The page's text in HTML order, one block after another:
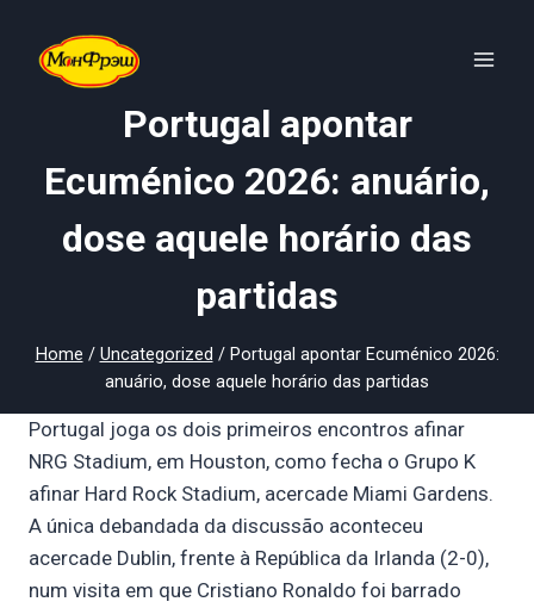
content
Portugal apontar
Ecuménico 2026: anuário,
dose aquele horário das
partidas
Home / Uncategorized / Portugal apontar Ecuménico 2026:
anuário, dose aquele horário das partidas
Portugal joga os dois primeiros encontros afinar
NRG Stadium, em Houston, como fecha o Grupo K
afinar Hard Rock Stadium, acercade Miami Gardens.
A única debandada da discussão aconteceu
acercade Dublin, frente à República da Irlanda (2-0),
num visita em que Cristiano Ronaldo foi barrado